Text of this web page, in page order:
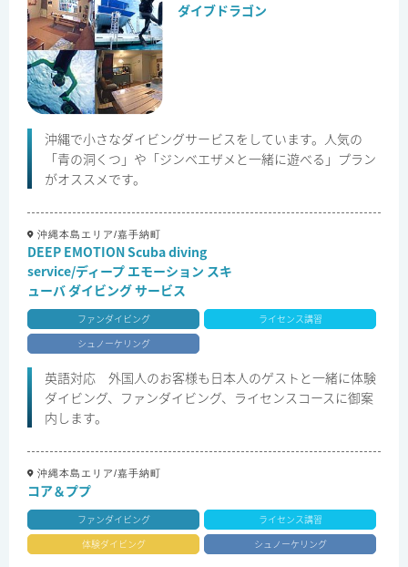
ダイブドラゴン
沖縄で小さなダイビングサービスをしています。人気の
「青の洞くつ」や「ジンベエザメと一緒に遊べる」プラン
がオススメです。
沖縄本島エリア/嘉手納町
DEEP EMOTION Scuba diving
service/ディープ エモーション スキ
ューバ ダイビング サービス
ファンダイビング
ライセンス講習
シュノーケリング
英語対応 外国人のお客様も日本人のゲストと一緒に体験
ダイビング、ファンダイビング、ライセンスコースに御案
内します。
沖縄本島エリア/嘉手納町
コア＆ププ
ファンダイビング
ライセンス講習
体験ダイビング
シュノーケリング